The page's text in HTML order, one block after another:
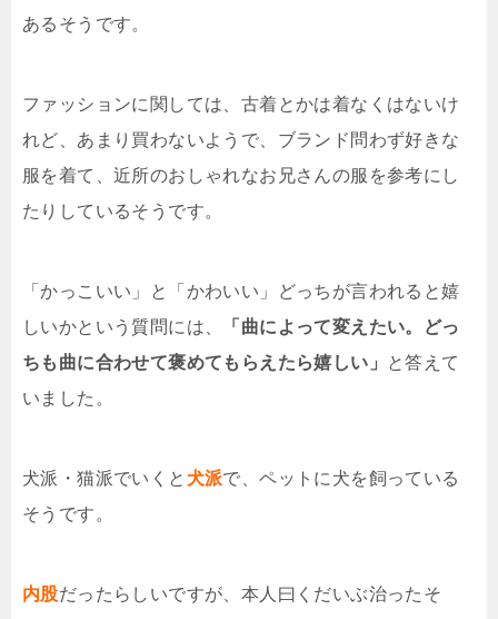
あるそうです。
ファッションに関しては、古着とかは着なくはないけ
れど、あまり買わないようで、ブランド問わず好きな
服を着て、近所のおしゃれなお兄さんの服を参考にし
たりしているそうです。
「かっこいい」と「かわいい」どっちが言われると嬉
しいかという質問には、
「曲によって変えたい。どっ
ちも曲に合わせて褒めてもらえたら嬉しい」
と答えて
いました。
犬派・猫派でいくと 犬派で、ペットに犬を飼っている
そうです。
内股だったらしいですが、本人曰くだいぶ治ったそ